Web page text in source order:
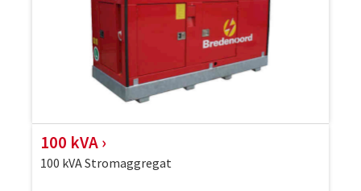
100 kVA
100 kVA Stromaggregat